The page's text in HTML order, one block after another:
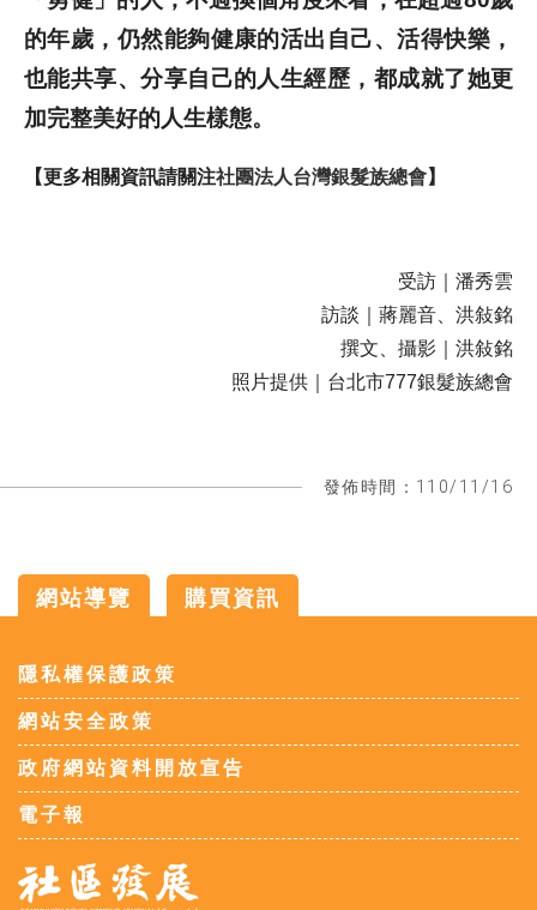
的年歲，仍然能夠健康的活出自己、活得快樂，
也能共享、分享自己的人生經歷，都成就了她更
加完整美好的人生樣態。
【更多相關資訊請關注社團法人台灣銀髮族總會】
受訪｜潘秀雲
訪談｜蔣麗音、洪敍銘
撰文、攝影｜洪敍銘
照片提供｜台北市777銀髮族總會
發佈時間：110/11/16
網站導覽
購買資訊
隱私權保護政策
網站安全政策
政府網站資料開放宣告
電子報